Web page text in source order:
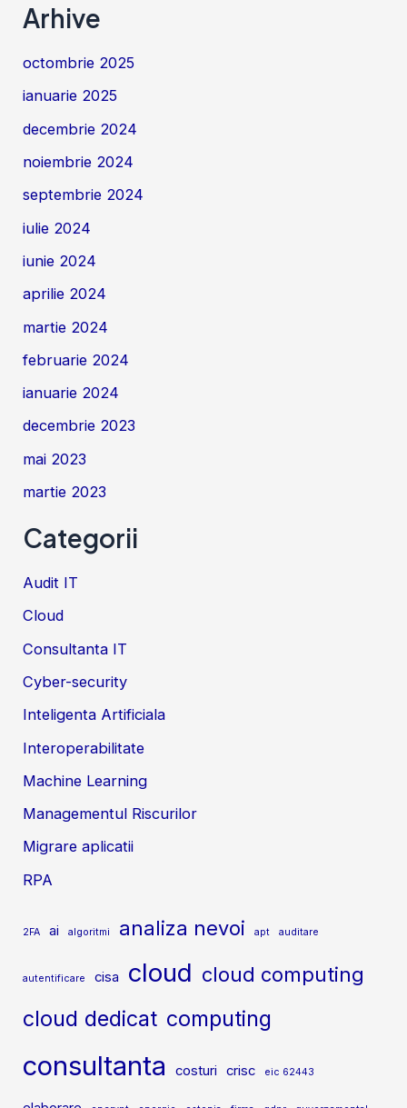
Arhive
octombrie 2025
ianuarie 2025
decembrie 2024
noiembrie 2024
septembrie 2024
iulie 2024
iunie 2024
aprilie 2024
martie 2024
februarie 2024
ianuarie 2024
decembrie 2023
mai 2023
martie 2023
Categorii
Audit IT
Cloud
Consultanta IT
Cyber-security
Inteligenta Artificiala
Interoperabilitate
Machine Learning
Managementul Riscurilor
Migrare aplicatii
RPA
2FA ai algoritmi analiza nevoi apt auditare
autentificare cisa cloud cloud computing
cloud dedicat computing
consultanta costuri crisc eic 62443